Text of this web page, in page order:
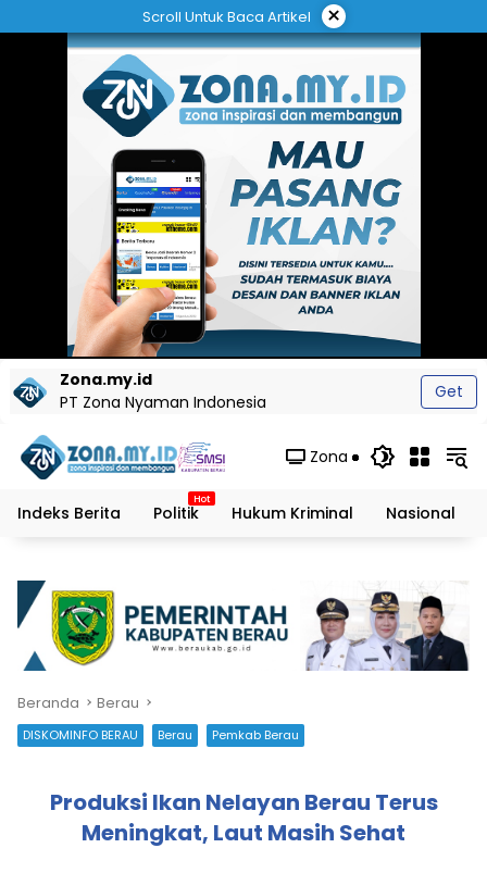
ke
Scroll Untuk Baca Artikel ×
Zona.my.id
PT Zona Nyaman Indonesia
Get
Zona
Indeks Berita Politik Hukum Kriminal Nasional
Beranda Berau
DISKOMINFO BERAU Berau Pemkab Berau
Produksi Ikan Nelayan Berau Terus
Meningkat, Laut Masih Sehat